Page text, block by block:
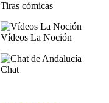
Tiras cómicas
Vídeos La Noción
Chat